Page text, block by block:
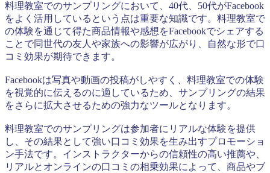
料理教室でのサンプリングにおいて、40代、50代がFacebook
をよく活用しているという点は重要な知識です。料理教室で
の体験を通じて得た商品情報や感想をFacebookでシェアする
ことで同世代の友人や家族への影響が広がり、自然な形で口
コミ効果が期待できます。
Facebookは写真や動画の投稿がしやすく、料理教室での体験
を視覚的に伝えるのに適しているため、サンプリングの結果
をさらに拡大させるための強力なツールとなります。
料理教室でのサンプリングは参加者にリアルな体験を提供
し、その結果として強い口コミ効果を生み出すプロモーショ
ン手法です。インストラクターからの信頼性の高い推薦や、
リアルとオンラインの口コミの相乗効果によって、商品やブ